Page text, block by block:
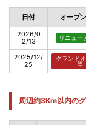
日付 オープ
2026/0
2/13
リニュー
2025/12/
25
グランド
等
周辺約3Km以内の